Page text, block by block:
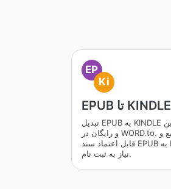
EP
Ki
EPUB تا KINDLE
تبدیل EPUB به KINDLE به صورت آنلاین
و رایگان در WORD.to. تبدیل سریع و
قابل اعتماد سند EPUB به KINDLE بدون
نیاز به ثبت نام.